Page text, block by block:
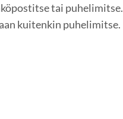
tai puhelimitse.
kuitenkin puhelimitse.